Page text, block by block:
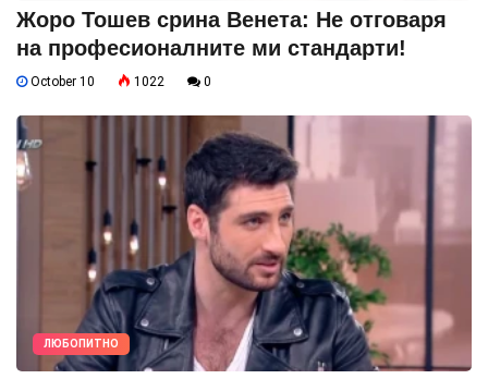
Жоро Тошев срина Венета: Не отговаря
на професионалните ми стандарти!
October 10 1022 0
ЛЮБОПИТНО